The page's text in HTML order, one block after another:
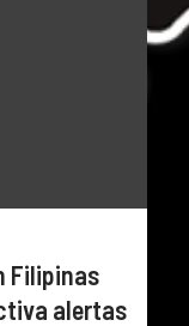
Filipinas
alertas